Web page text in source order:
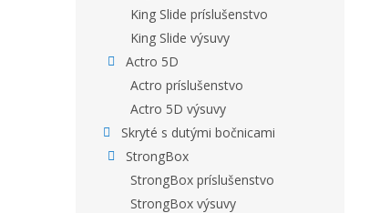
King Slide príslušenstvo
King Slide výsuvy
Actro 5D
Actro príslušenstvo
Actro 5D výsuvy
Skryté s dutými bočnicami
StrongBox
StrongBox príslušenstvo
StrongBox výsuvy